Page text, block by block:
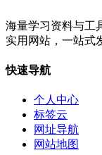
海量学习资料与工
实用网站，一站式
快速导航
个人中心
标签云
网址导航
网站地图